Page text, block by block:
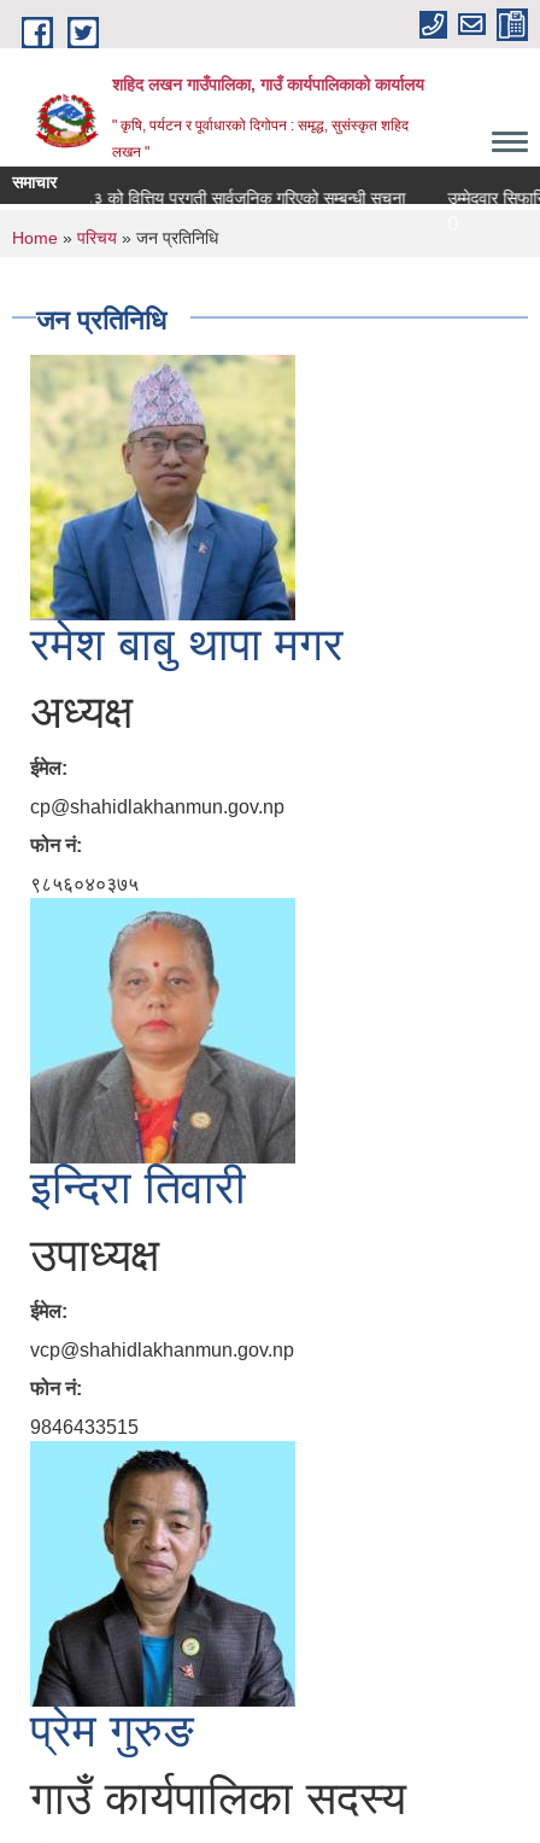
Skip to main content
शहिद लखन गाउँपालिका, गाउँ कार्यपालिकाको कार्यालय
" कृषि, पर्यटन र पूर्वाधारको दिगोपन : समृद्ध, सुसंस्कृत शहिद
लखन "
समाचार
को वित्तिय प्रगती सार्वजनिक गरिएको सम्बन्धी सूचना
उम्मेदवार सिफारिस
You are here
Home » परिचय » जन प्रतिनिधि
जन प्रतिनिधि
रमेश बाबु थापा मगर
अध्यक्ष
ईमेल:
cp@shahidlakhanmun.gov.np
फोन नं:
९८५६०४०३७५
इन्दिरा तिवारी
उपाध्यक्ष
ईमेल:
vcp@shahidlakhanmun.gov.np
फोन नं:
9846433515
प्रेम गुरुङ
गाउँ कार्यपालिका सदस्य